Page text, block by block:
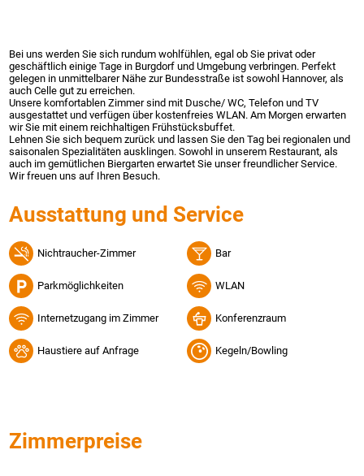
Ausstattung und Service
Nichtraucher-Zimmer Bar
Parkmöglichkeiten WLAN
Internetzugang im Zimmer Konferenzraum
Haustiere auf Anfrage Kegeln/Bowling
Zimmerpreise
Bei uns werden Sie sich rundum wohlfühlen, egal ob Sie privat oder
geschäftlich einige Tage in Burgdorf und Umgebung verbringen. Perfekt
gelegen in unmittelbarer Nähe zur Bundesstraße ist sowohl Hannover, als
auch Celle gut zu erreichen.
Unsere komfortablen Zimmer sind mit Dusche/ WC, Telefon und TV
ausgestattet und verfügen über kostenfreies WLAN. Am Morgen erwarten
wir Sie mit einem reichhaltigen Frühstücksbuffet.
Lehnen Sie sich bequem zurück und lassen Sie den Tag bei regionalen und
saisonalen Spezialitäten ausklingen. Sowohl in unserem Restaurant, als
auch im gemütlichen Biergarten erwartet Sie unser freundlicher Service.
Wir freuen uns auf Ihren Besuch.